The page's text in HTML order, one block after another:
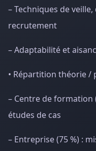
– Techniques de veille,
recrutement
– Adaptabilité et
• Répartition théorie /
– Centre de formation
études de cas
– Entreprise (75 %) :